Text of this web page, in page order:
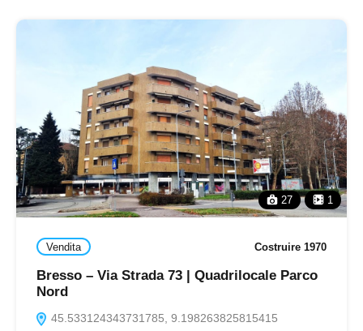
27 1
Vendita Costruire 1970
Bresso – Via Strada 73 | Quadrilocale Parco
Nord
45.533124343731785, 9.198263825815415